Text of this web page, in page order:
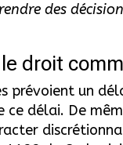
des
droit
un
délai. De